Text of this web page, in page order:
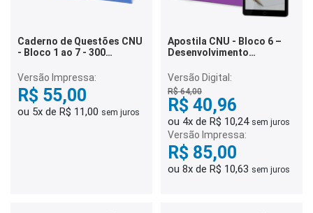
Caderno de Questões CNU
- Bloco 1 ao 7 - 300
Versão Impressa:
R$ 55,00
ou 5x de R$ 11,00 sem juros
Apostila CNU - Bloco 6 –
Desenvolvimento
Versão Digital:
R$ 64,00
R$ 40,96
ou 4x de R$ 10,24 sem juros
Versão Impressa:
R$ 85,00
ou 8x de R$ 10,63 sem juros